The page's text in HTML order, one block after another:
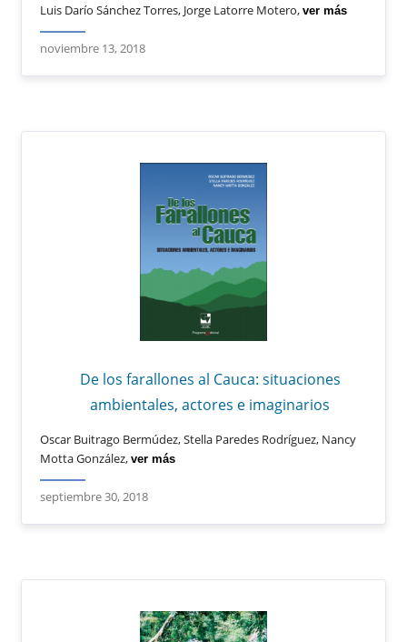
Luis Darío Sánchez Torres, Jorge Latorre Motero,ver más
noviembre 13, 2018
De los farallones al Cauca: situaciones
ambientales, actores e imaginarios
Oscar Buitrago Bermúdez, Stella Paredes Rodríguez, Nancy
Motta González,ver más
septiembre 30, 2018